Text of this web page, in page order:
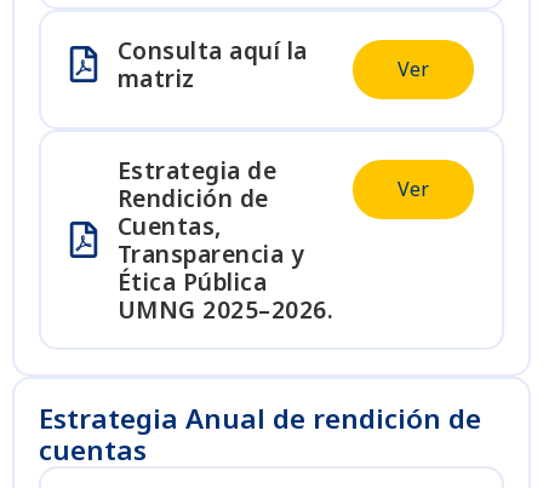
Consulta aquí la
matriz
Ver
Estrategia de
Rendición de
Cuentas,
Transparencia y
Ética Pública
UMNG 2025–2026.
Ver
Estrategia Anual de rendición de
cuentas